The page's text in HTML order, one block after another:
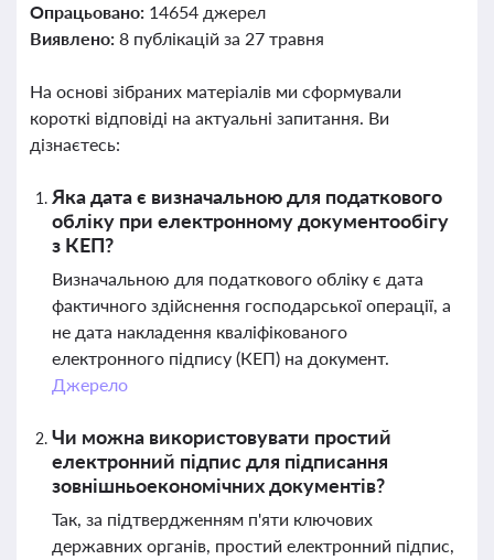
Опрацьовано: 14654 джерел
Виявлено: 8 публікацій за 27 травня
На основі зібраних матеріалів ми сформували
короткі відповіді на актуальні запитання. Ви
дізнаєтесь:
Яка дата є визначальною для податкового
обліку при електронному документообігу
з КЕП?
Визначальною для податкового обліку є дата
фактичного здійснення господарської операції, а
не дата накладення кваліфікованого
електронного підпису (КЕП) на документ.
Джерело
Чи можна використовувати простий
електронний підпис для підписання
зовнішньоекономічних документів?
Так, за підтвердженням п'яти ключових
державних органів, простий електронний підпис,